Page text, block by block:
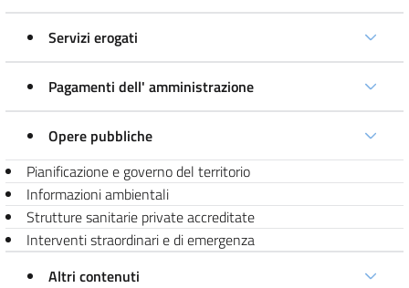
Servizi erogati
Pagamenti dell' amministrazione
Opere pubbliche
Pianificazione e governo del territorio
Informazioni ambientali
Strutture sanitarie private accreditate
Interventi straordinari e di emergenza
Altri contenuti